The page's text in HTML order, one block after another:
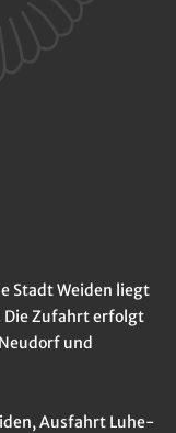
Stadt Weiden liegt
Die Zufahrt erfolgt
und
Ausfahrt Luhe-